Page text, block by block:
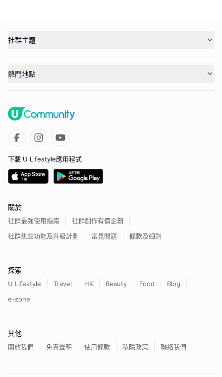
社群主題
熱門地點
下載 U Lifestyle應用程式
關於
社群最強使用指南
社群創作有價企劃
社群焦點功能及升級計劃
常見問題 條款及細則
探索
U Lifestyle Travel HK Beauty Food
Blog
e-zone
其他
關於我們 免責聲明 使用條款 私隱政策 聯絡我們